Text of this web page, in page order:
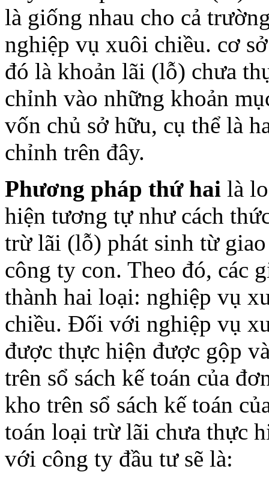
là giống nhau cho cả
nghiệp vụ xuôi chiều. cơ
đó là khoản lãi (lỗ) chưa
chỉnh vào những khoản
vốn chủ sở hữu, cụ thể là
chỉnh trên đây.
Phương pháp thứ hai là
hiện tương tự như cách
trừ lãi (lỗ) phát sinh từ
công ty con. Theo đó, các
thành hai loại: nghiệp vụ
chiều. Đối với nghiệp vụ
được thực hiện được gộp
trên sổ sách kế toán của
kho trên sổ sách kế toán
toán loại trừ lãi chưa thực
với công ty đầu tư sẽ là: